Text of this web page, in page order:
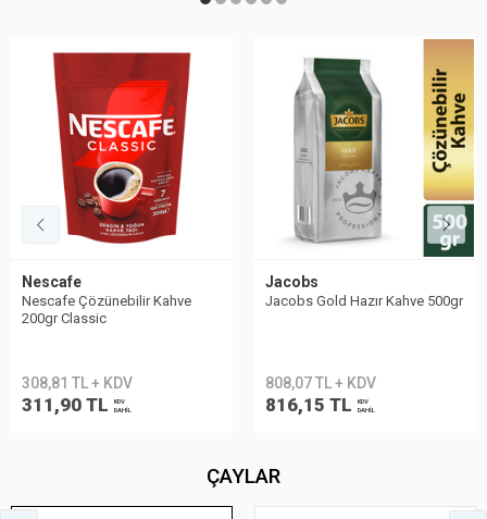
Nescafe
Nescafe Çözünebilir Kahve
200gr Classic
308,81 TL + KDV
311,90 TL
KDV
DAHİL
Jacobs
Jacobs Gold Hazır Kahve 500gr
808,07 TL + KDV
816,15 TL
KDV
DAHİL
ÇAYLAR